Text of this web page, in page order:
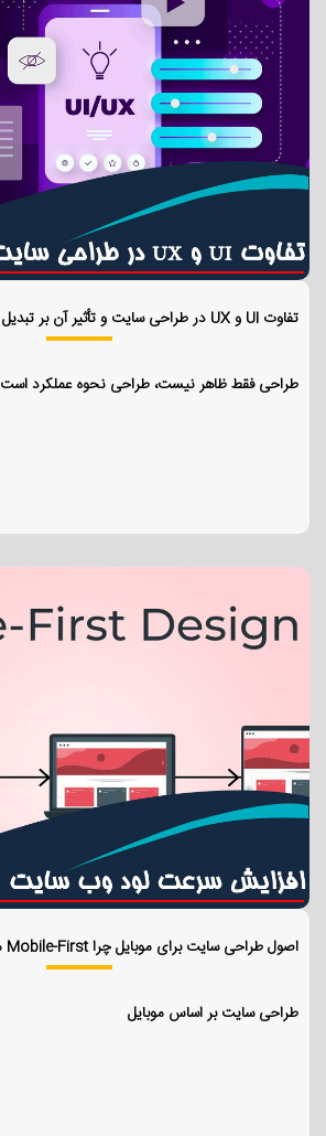
تفاوت UI و UX در طراحی سایت و تأثیر آن بر تبدیل کاربر
طراحی فقط ظاهر نیست، طراحی نحوه عملکرد است
اصول طراحی سایت برای موبایل چرا Mobile-First مهم است
طراحی سایت بر اساس موبایل